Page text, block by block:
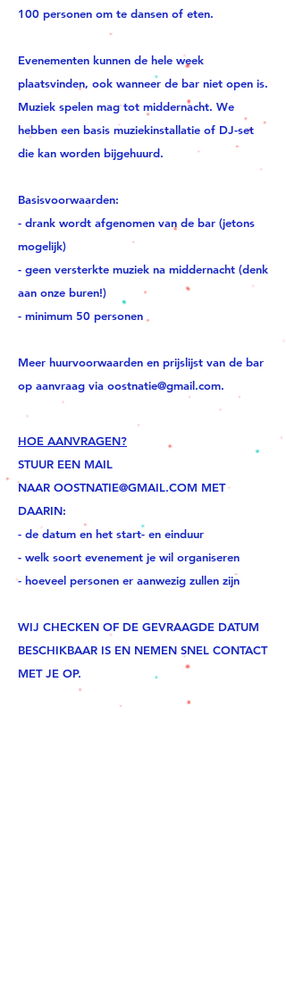
100 personen om te dansen of eten.
Evenementen kunnen de hele week
plaatsvinden, ook wanneer de bar niet open is.
Muziek spelen mag tot middernacht. We
hebben een basis muziekinstallatie of DJ-set
die kan worden bijgehuurd. ​
Basisvoorwaarden:
- drank wordt afgenomen van de bar (jetons
mogelijk)
- geen versterkte muziek na middernacht (denk
aan onze buren!)
- minimum 50 personen
Meer huurvoorwaarden en prijslijst van de bar
op aanvraag via oostnatie@gmail.com.
HOE AANVRAGEN?
STUUR EEN MAIL
NAAR OOSTNATIE@GMAIL.COM MET
DAARIN:
- de datum en het start- en einduur
- welk soort evenement je wil organiseren
- hoeveel personen er aanwezig zullen zijn
WIJ CHECKEN OF DE GEVRAAGDE DATUM
BESCHIKBAAR IS EN NEMEN SNEL CONTACT
MET JE OP.